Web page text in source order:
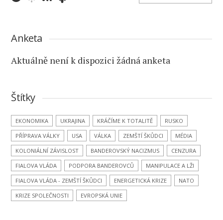
Anketa
Aktuálně není k dispozici žádná anketa
Štítky
EKONOMIKA UKRAJINA KRÁČÍME K TOTALITĚ
RUSKO
PŘÍPRAVA VÁLKY
USA VÁLKA ZEMŠTÍ ŠKŮDCI
MÉDIA
KOLONIÁLNÍ ZÁVISLOST
BANDEROVSKÝ NACIZMUS
CENZURA
FIALOVA VLÁDA
PODPORA BANDEROVCŮ
MANIPULACE A LŽI
FIALOVA VLÁDA - ZEMŠTÍ ŠKŮDCI
ENERGETICKÁ KRIZE
NATO
KRIZE SPOLEČNOSTI
EVROPSKÁ UNIE